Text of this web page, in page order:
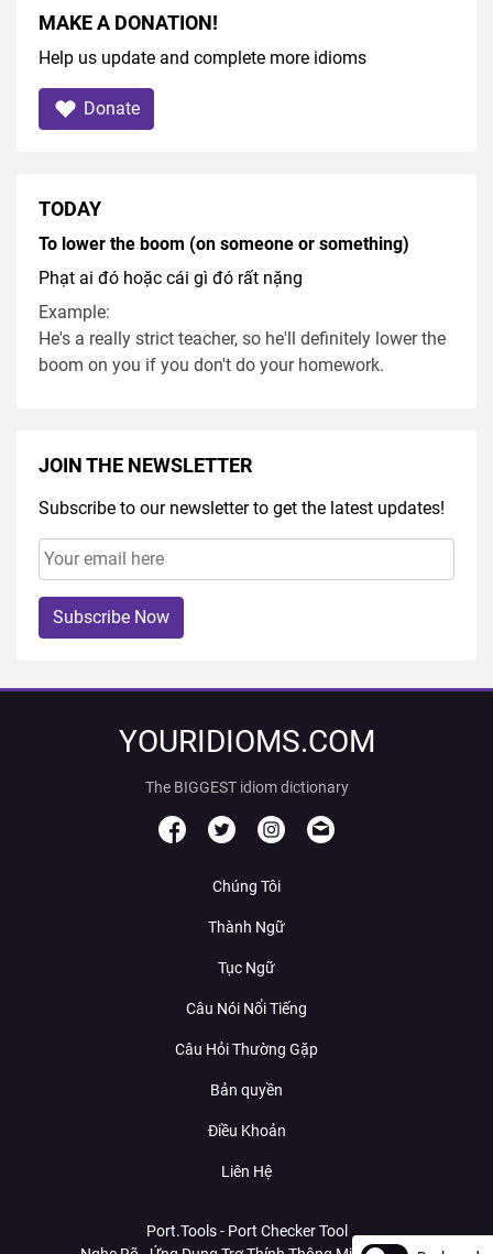
MAKE A DONATION!
Help us update and complete more idioms
Donate
TODAY
To lower the boom (on someone or something)
Phạt ai đó hoặc cái gì đó rất nặng
Example:
He's a really strict teacher, so he'll definitely lower the
boom on you if you don't do your homework.
JOIN THE NEWSLETTER
Subscribe to our newsletter to get the latest updates!
Subscribe Now
YOURIDIOMS.COM
The BIGGEST idiom dictionary
Chúng Tôi
Thành Ngữ
Tục Ngữ
Câu Nói Nổi Tiếng
Câu Hỏi Thường Gặp
Bản quyền
Điều Khoản
Liên Hệ
Port.Tools - Port Checker Tool